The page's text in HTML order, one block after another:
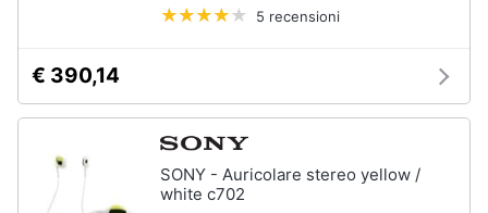
5 recensioni
€ 390,14
SONY - Auricolare stereo yellow /
white c702